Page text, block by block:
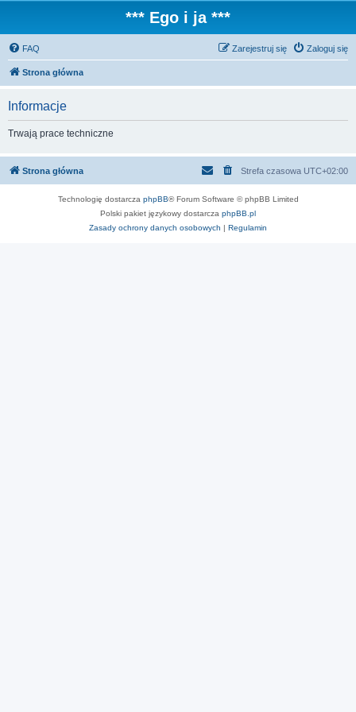
*** Ego i ja ***
FAQ Zaloguj się
Zarejestruj się
Strona główna
Informacje
Trwają prace techniczne
Strona główna Strefa czasowa UTC+02:00
Technologię dostarcza phpBB® Forum Software © phpBB Limited
Polski pakiet językowy dostarcza phpBB.pl
Zasady ochrony danych osobowych | Regulamin